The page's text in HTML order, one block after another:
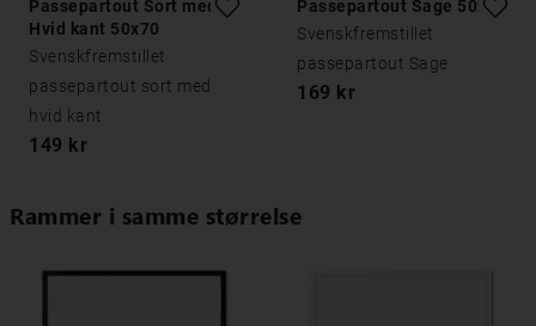
Passepartout Sort med
Hvid kant 50x70
Svenskfremstillet
passepartout sort med
hvid kant
149 kr
Passepartout Sage 50x70
Svenskfremstillet
passepartout Sage
169 kr
Rammer i samme størrelse